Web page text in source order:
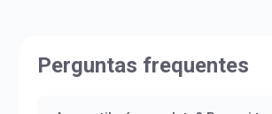
Perguntas frequentes